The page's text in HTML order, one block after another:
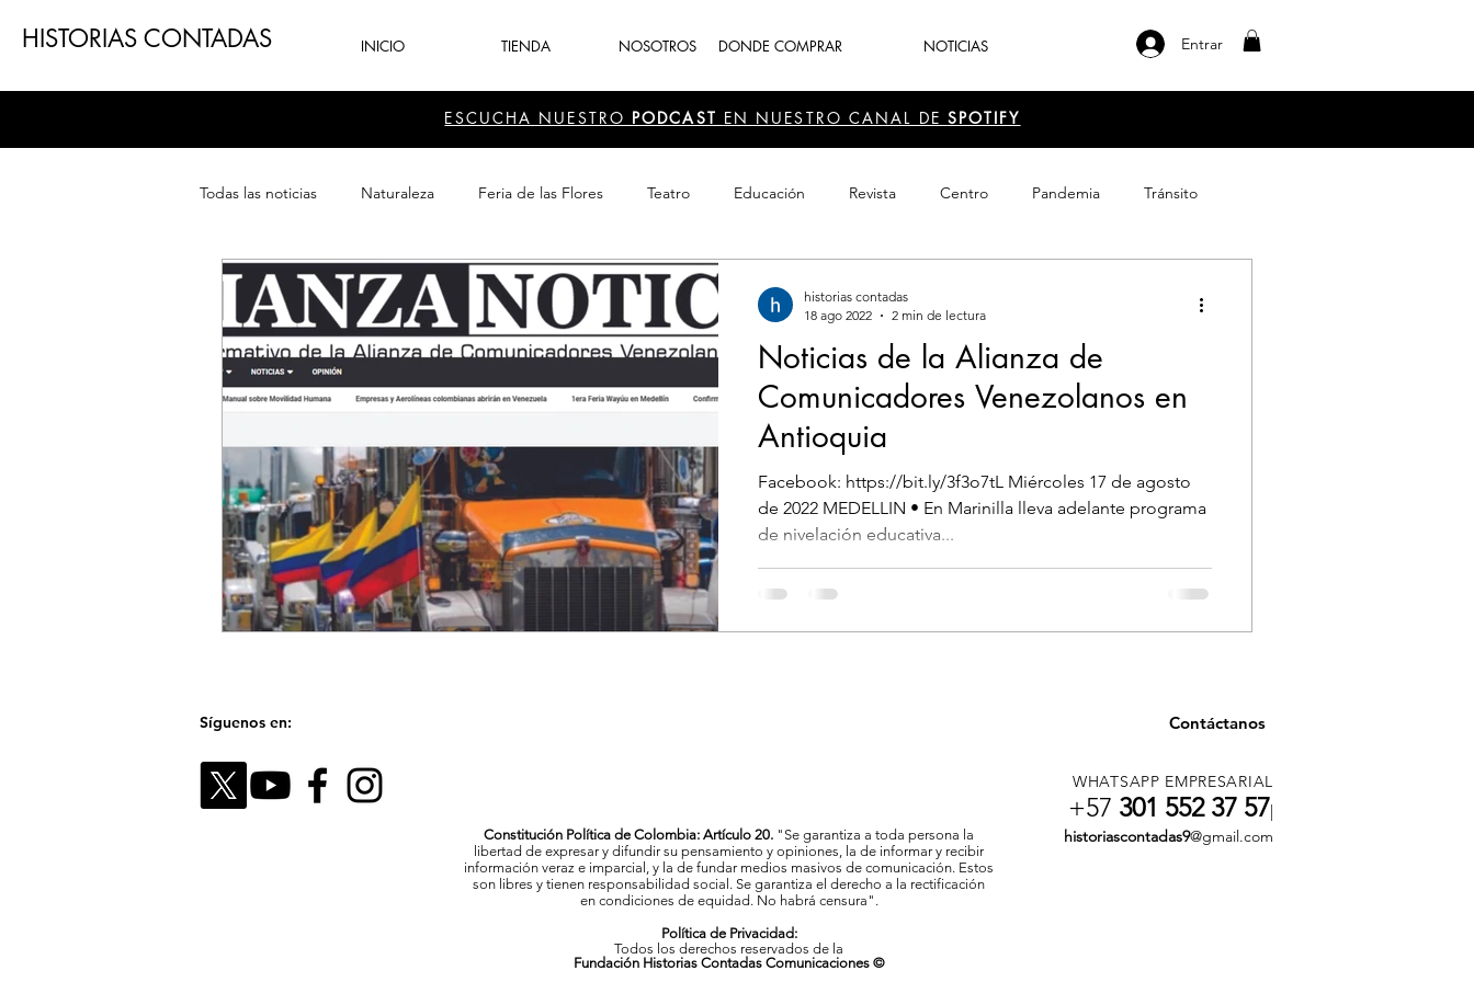
HISTORIAS CONTADAS INICIO TIENDA NOSOTROS DONDE COMPRAR NOTICIAS Entrar
ESCUCHA NUESTRO PODCAST EN NUESTRO CANAL DE SPOTIFY
Todas las noticias Naturaleza Feria de las Flores Teatro Educación Revista Centro Pandemia Tránsito
Teatro Patrimonio Sector Cultura Recreación Navidad
Noticias de la Alianza de
Comunicadores Venezolanos en
Antioquia
Facebook: https://bit.ly/3f3o7tL Miércoles 17 de agosto
de 2022 MEDELLIN • En Marinilla lleva adelante programa
de nivelación educativa...
historias contadas
18 ago 2022
2 min de lectura
Síguenos en: Contáctanos
Constitución Política de Colombia: Artículo 20. "Se garantiza a toda persona la
libertad de expresar y difundir su pensamiento y opiniones, la de informar y recibir
información veraz e imparcial, y la de fundar medios masivos de comunicación. Estos
son libres y tienen responsabilidad social. Se garantiza el derecho a la rectificación
en condiciones de equidad. No habrá censura".
Política de Privacidad:
WHATSAPP EMPRESARIAL
+57 301 552 37 57|
historiascontadas9@gmail.com
Todos los derechos reservados de la
Fundación Historias Contadas Comunicaciones ©